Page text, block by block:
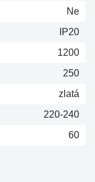
Ne
IP20
1200
250
zlatá
220-240
60